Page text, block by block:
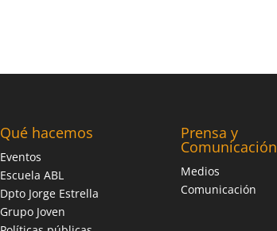
Qué hacemos
Eventos
Escuela ABL
Dpto Jorge Estrella
Grupo Joven
Prensa y
Comunicación
Medios
Comunicación